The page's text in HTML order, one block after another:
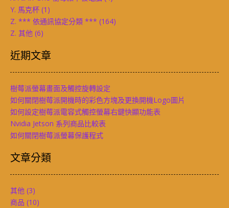
Y. 馬克杯 (1)
Z. *** 依通訊協定分類 *** (164)
Z. 其他 (6)
近期文章
樹莓派螢幕畫面及觸控旋轉設定
如何關閉樹莓派開機時的彩色方塊及更換開機Logo圖片
如何設定樹莓派電容式觸控螢幕右鍵快顯功能表
Nvidia Jetson 系列商品比較表
如何關閉樹莓派螢幕保護程式
文章分類
其他 (3)
商品 (10)